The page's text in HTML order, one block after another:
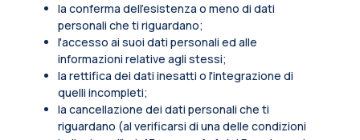
la conferma dell’esistenza o meno di dati
personali che ti riguardano;
l'accesso ai suoi dati personali ed alle
informazioni relative agli stessi;
la rettifica dei dati inesatti o l'integrazione di
quelli incompleti;
la cancellazione dei dati personali che ti
riguardano (al verificarsi di una delle condizioni